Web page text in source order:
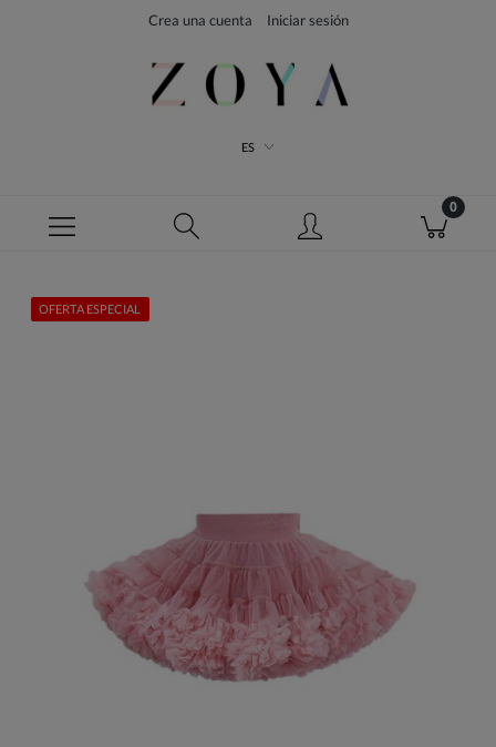
Crea una cuenta Iniciar sesión
ES
OFERTA ESPECIAL